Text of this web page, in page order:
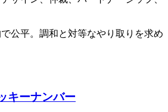
公平。調和と対等なやり取りを求め
キーナンバー